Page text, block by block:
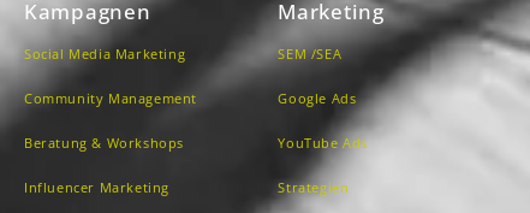
Kampagnen
Social Media Marketing
Community Management
Beratung & Workshops
Influencer Marketing
Marketing
SEM /SEA
Google Ads
YouTube Ads
Strategien